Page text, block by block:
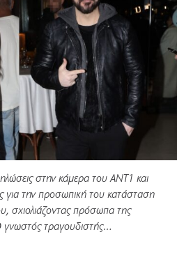
στην κάμερα του ANT1 και
για την προσωπική του κατάσταση
σχιολιάζοντας πρόσωπα της
γνωστός τραγουδιστής…